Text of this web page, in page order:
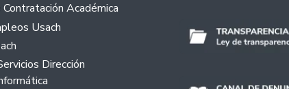
Contratación Académica
Usach
Dirección